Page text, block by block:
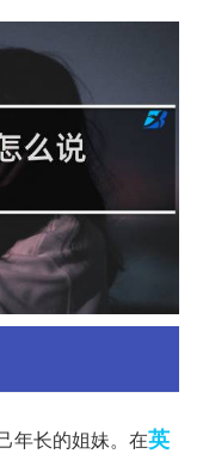
年长的姐妹。在英